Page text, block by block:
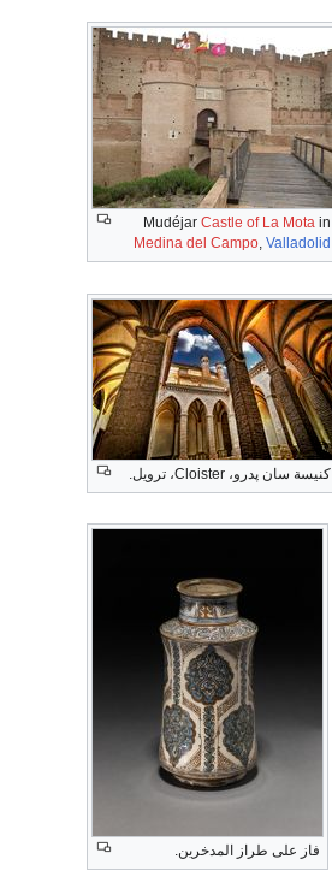
Mudéjar Castle of La Mota in
Medina del Campo, Valladolid
كنيسة سان پدرو، Cloister، ترويل.
فاز على طراز المدخرين.